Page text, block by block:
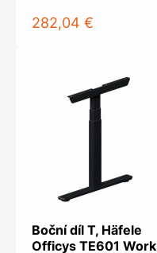
282,04 €
Boční díl T, Häfele
Officys TE601 Work